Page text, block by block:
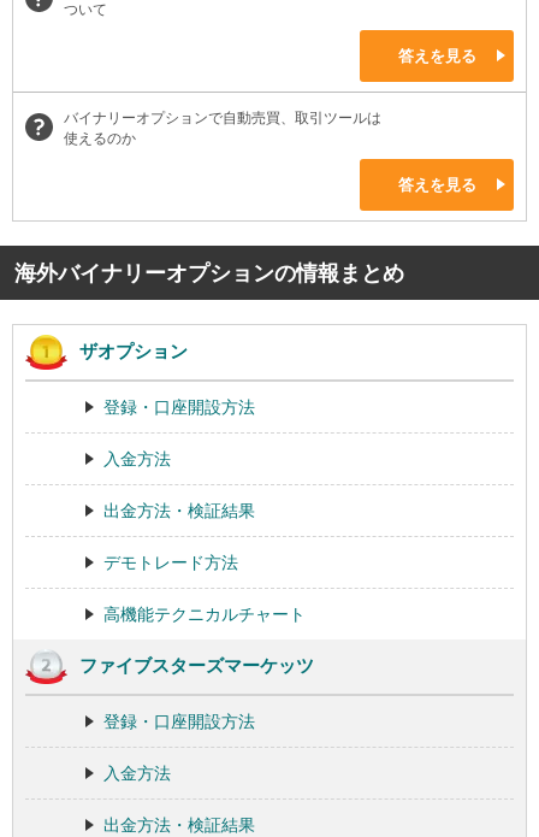
ついて
答えを見る
バイナリーオプションで自動売買、取引ツールは
使えるのか
答えを見る
海外バイナリーオプションの情報まとめ
ザオプション
登録・口座開設方法
入金方法
出金方法・検証結果
デモトレード方法
高機能テクニカルチャート
ファイブスターズマーケッツ
登録・口座開設方法
入金方法
出金方法・検証結果